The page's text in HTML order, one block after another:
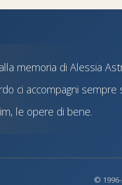
memoria di Alessia
ci accompagni
le opere di bene.
©